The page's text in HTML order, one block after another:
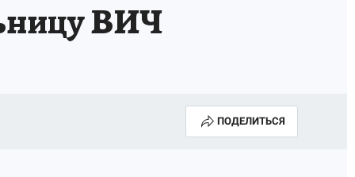
ВИЧ
ПОДЕЛИТЬСЯ